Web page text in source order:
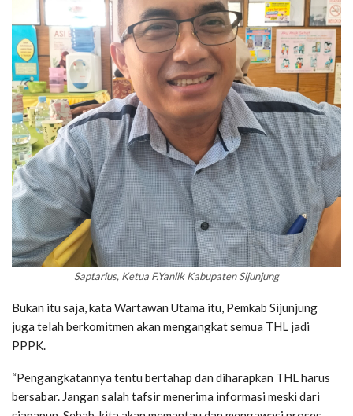
Saptarius, Ketua F.Yanlik Kabupaten Sijunjung
Bukan itu saja, kata Wartawan Utama itu, Pemkab Sijunjung
juga telah berkomitmen akan mengangkat semua THL jadi
PPPK.
“Pengangkatannya tentu bertahap dan diharapkan THL harus
bersabar. Jangan salah tafsir menerima informasi meski dari